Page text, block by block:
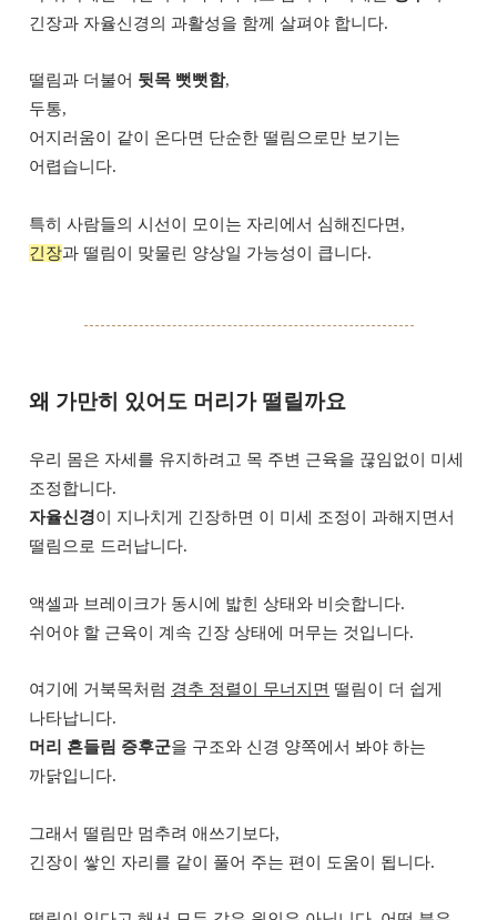
긴장과 자율신경의 과활성을 함께 살펴야 합니다.
떨림과 더불어 뒷목 뻣뻣함,
두통,
어지러움이 같이 온다면 단순한 떨림으로만 보기는
어렵습니다.
특히 사람들의 시선이 모이는 자리에서 심해진다면,
긴장과 떨림이 맞물린 양상일 가능성이 큽니다.
왜 가만히 있어도 머리가 떨릴까요
우리 몸은 자세를 유지하려고 목 주변 근육을 끊임없이 미세
조정합니다.
자율신경이 지나치게 긴장하면 이 미세 조정이 과해지면서
떨림으로 드러납니다.
액셀과 브레이크가 동시에 밟힌 상태와 비슷합니다.
쉬어야 할 근육이 계속 긴장 상태에 머무는 것입니다.
여기에 거북목처럼 경추 정렬이 무너지면 떨림이 더 쉽게
나타납니다.
머리 흔들림 증후군을 구조와 신경 양쪽에서 봐야 하는
까닭입니다.
그래서 떨림만 멈추려 애쓰기보다,
긴장이 쌓인 자리를 같이 풀어 주는 편이 도움이 됩니다.